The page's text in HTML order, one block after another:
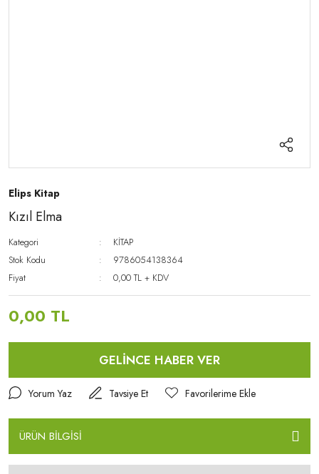
Elips Kitap
Kızıl Elma
Kategori
KİTAP
Stok Kodu
9786054138364
Fiyat
0,00 TL + KDV
0,00 TL
GELİNCE HABER VER
Yorum Yaz Tavsiye Et
ÜRÜN BİLGİSİ